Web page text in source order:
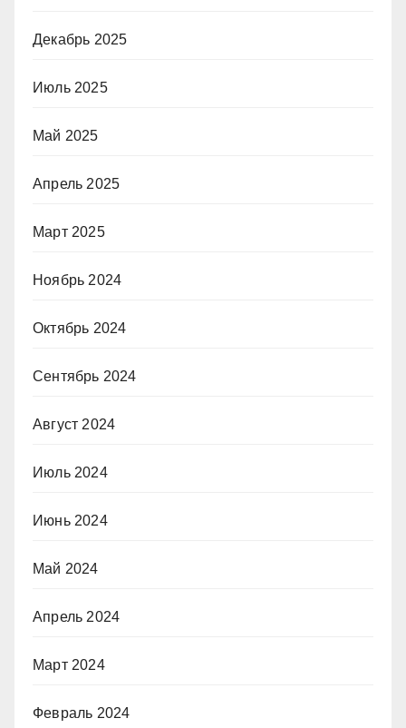
Декабрь 2025
Июль 2025
Май 2025
Апрель 2025
Март 2025
Ноябрь 2024
Октябрь 2024
Сентябрь 2024
Август 2024
Июль 2024
Июнь 2024
Май 2024
Апрель 2024
Март 2024
Февраль 2024